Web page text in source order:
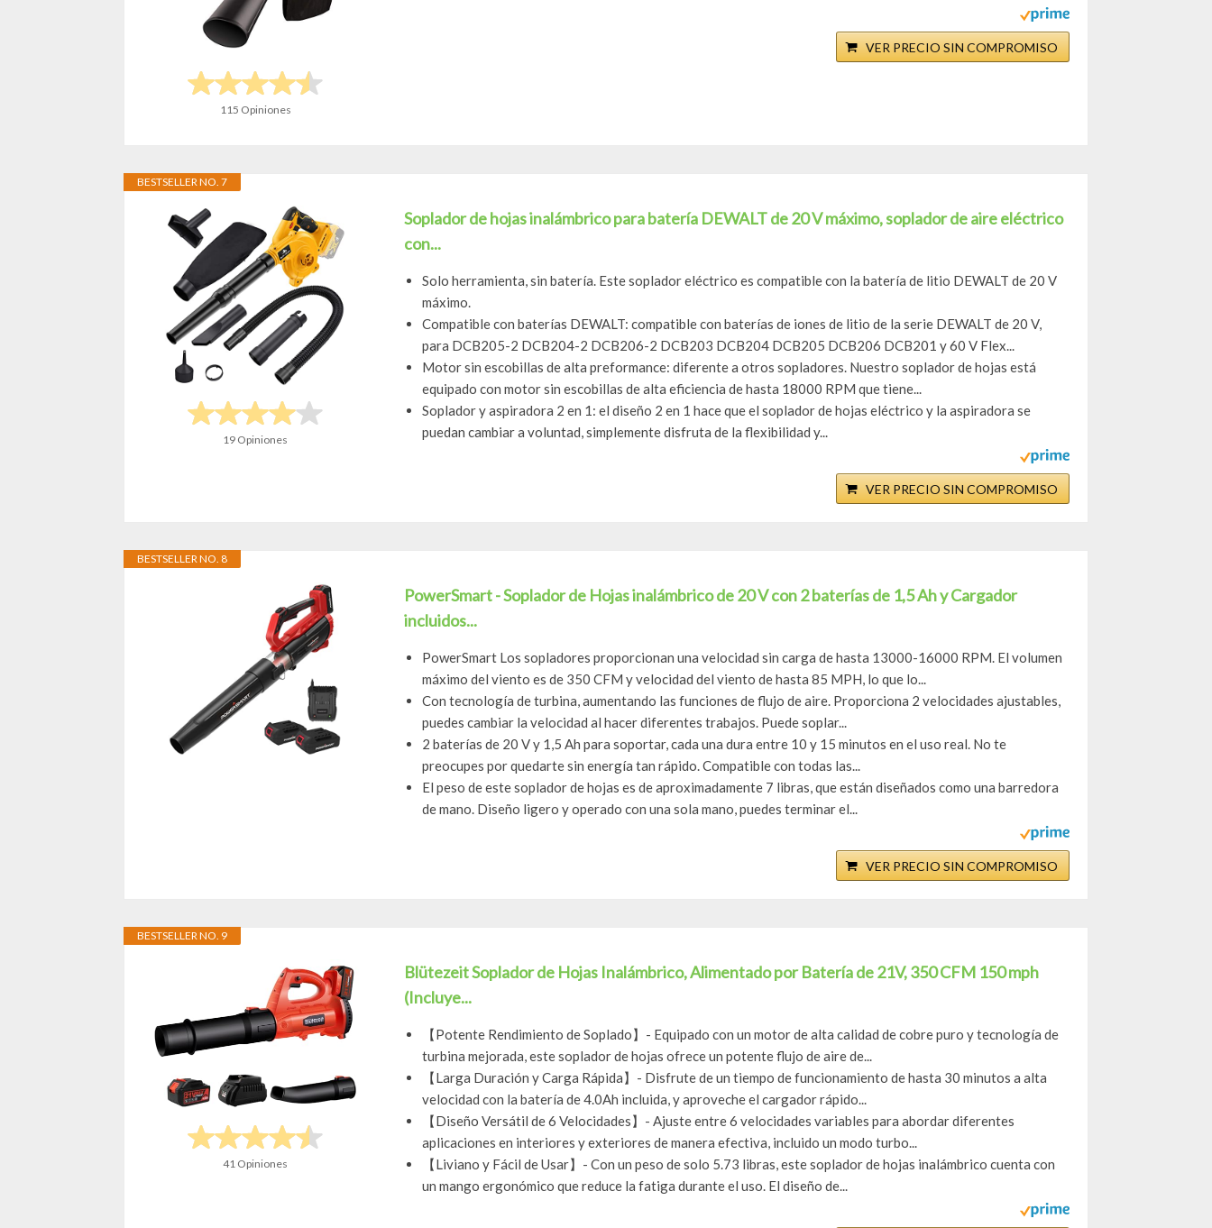
115 Opiniones
VER PRECIO SIN COMPROMISO
BESTSELLER NO. 7
19 Opiniones
Soplador de hojas inalámbrico para batería DEWALT de 20 V máximo, soplador de aire eléctrico
con...
Solo herramienta, sin batería. Este soplador eléctrico es compatible con la batería de litio DEWALT de 20 V
máximo.
Compatible con baterías DEWALT: compatible con baterías de iones de litio de la serie DEWALT de 20 V,
para DCB205-2 DCB204-2 DCB206-2 DCB203 DCB204 DCB205 DCB206 DCB201 y 60 V Flex...
Motor sin escobillas de alta preformance: diferente a otros sopladores. Nuestro soplador de hojas está
equipado con motor sin escobillas de alta eficiencia de hasta 18000 RPM que tiene...
Soplador y aspiradora 2 en 1: el diseño 2 en 1 hace que el soplador de hojas eléctrico y la aspiradora se
puedan cambiar a voluntad, simplemente disfruta de la flexibilidad y...
VER PRECIO SIN COMPROMISO
BESTSELLER NO. 8
PowerSmart - Soplador de Hojas inalámbrico de 20 V con 2 baterías de 1,5 Ah y Cargador
incluidos...
PowerSmart Los sopladores proporcionan una velocidad sin carga de hasta 13000-16000 RPM. El volumen
máximo del viento es de 350 CFM y velocidad del viento de hasta 85 MPH, lo que lo...
Con tecnología de turbina, aumentando las funciones de flujo de aire. Proporciona 2 velocidades ajustables,
puedes cambiar la velocidad al hacer diferentes trabajos. Puede soplar...
2 baterías de 20 V y 1,5 Ah para soportar, cada una dura entre 10 y 15 minutos en el uso real. No te
preocupes por quedarte sin energía tan rápido. Compatible con todas las...
El peso de este soplador de hojas es de aproximadamente 7 libras, que están diseñados como una barredora
de mano. Diseño ligero y operado con una sola mano, puedes terminar el...
VER PRECIO SIN COMPROMISO
BESTSELLER NO. 9
41 Opiniones
Blütezeit Soplador de Hojas Inalámbrico, Alimentado por Batería de 21V, 350 CFM 150 mph
(Incluye...
【Potente Rendimiento de Soplado】- Equipado con un motor de alta calidad de cobre puro y tecnología de
turbina mejorada, este soplador de hojas ofrece un potente flujo de aire de...
【Larga Duración y Carga Rápida】- Disfrute de un tiempo de funcionamiento de hasta 30 minutos a alta
velocidad con la batería de 4.0Ah incluida, y aproveche el cargador rápido...
【Diseño Versátil de 6 Velocidades】- Ajuste entre 6 velocidades variables para abordar diferentes
aplicaciones en interiores y exteriores de manera efectiva, incluido un modo turbo...
【Liviano y Fácil de Usar】- Con un peso de solo 5.73 libras, este soplador de hojas inalámbrico cuenta con
un mango ergonómico que reduce la fatiga durante el uso. El diseño de...